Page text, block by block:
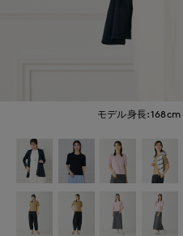
モデル身長:168cm